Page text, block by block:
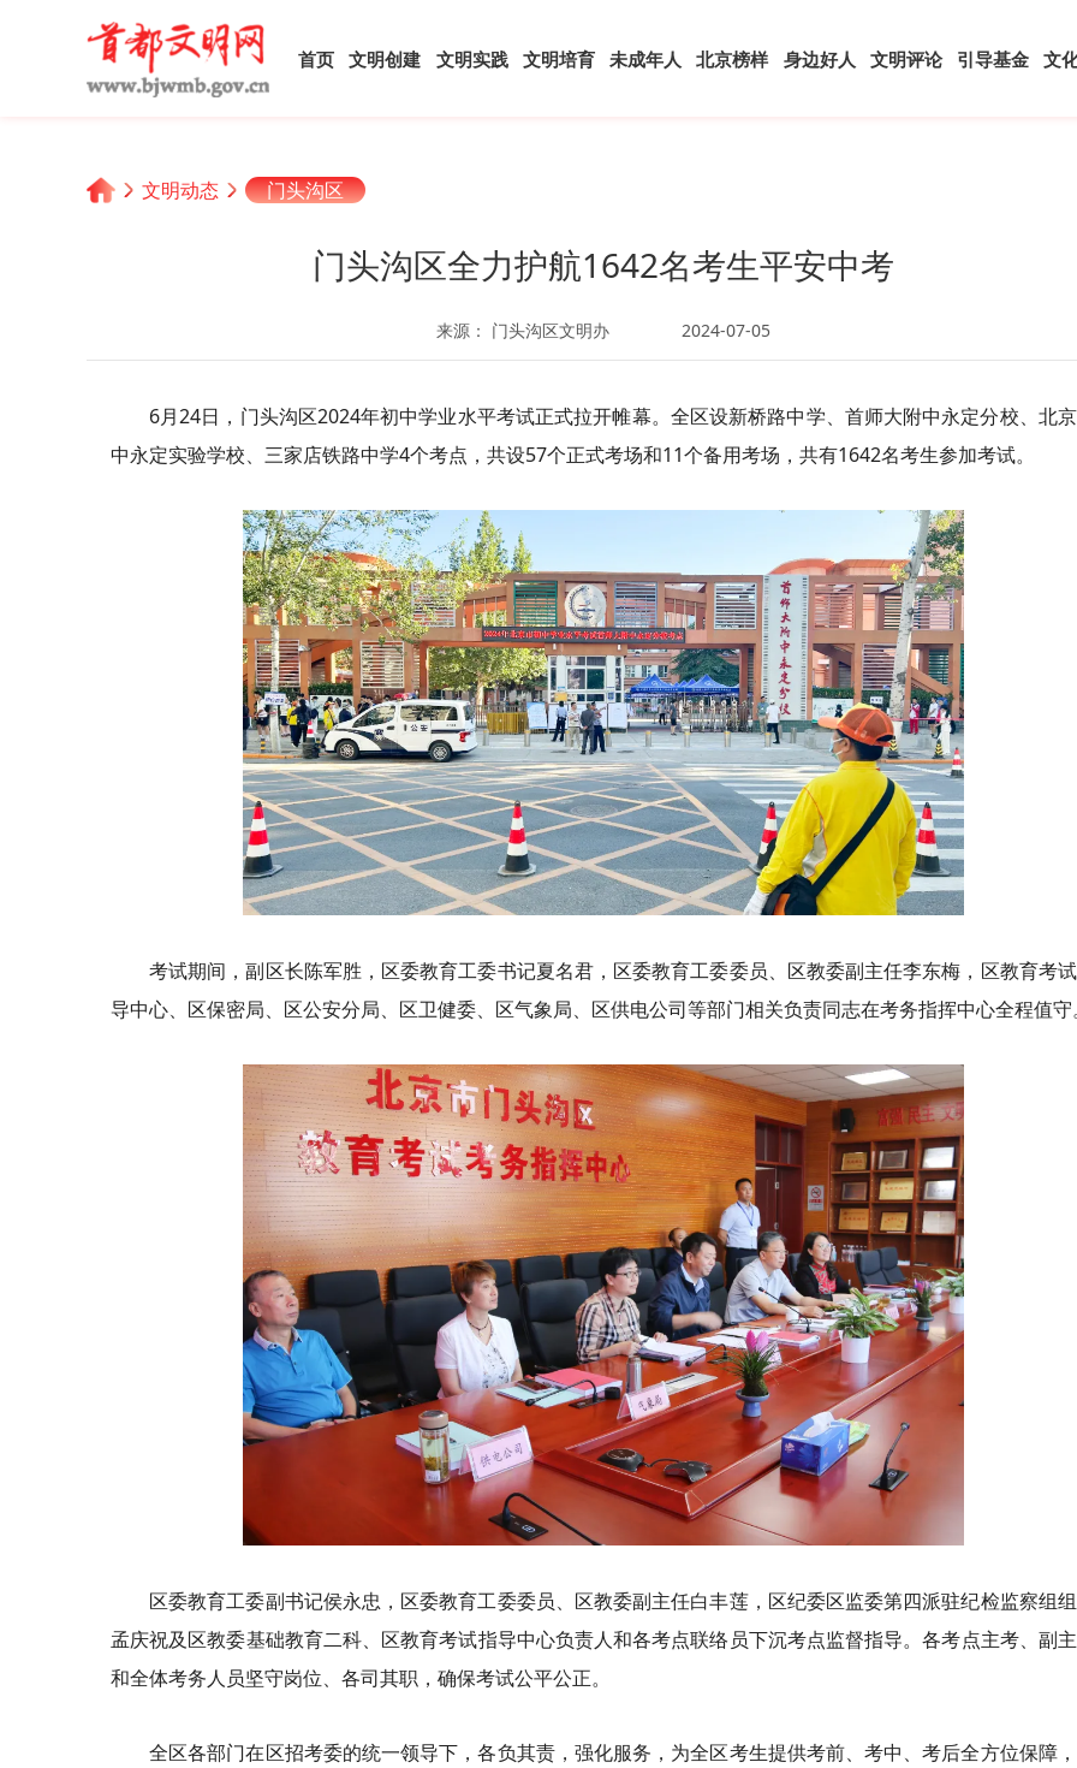
首页 文明创建 文明实践 文明培育 未成年人 北京榜样 身边好人 文明评论 引导基金 文
文明动态 门头沟区
门头沟区全力护航1642名考生平安中考
来源： 门头沟区文明办 2024-07-05
6月24日，门头沟区2024年初中学业水平考试正式拉开帷幕。全区设新桥路中学、首师大附中永定分校、北
中永定实验学校、三家店铁路中学4个考点，共设57个正式考场和11个备用考场，共有1642名考生参加考试。
考试期间，副区长陈军胜，区委教育工委书记夏名君，区委教育工委委员、区教委副主任李东梅，区教育考
导中心、区保密局、区公安分局、区卫健委、区气象局、区供电公司等部门相关负责同志在考务指挥中心全程值守
区委教育工委副书记侯永忠，区委教育工委委员、区教委副主任白丰莲，区纪委区监委第四派驻纪检监察组
孟庆祝及区教委基础教育二科、区教育考试指导中心负责人和各考点联络员下沉考点监督指导。各考点主考、副
和全体考务人员坚守岗位、各司其职，确保考试公平公正。
全区各部门在区招考委的统一领导下，各负其责，强化服务，为全区考生提供考前、考中、考后全方位保障